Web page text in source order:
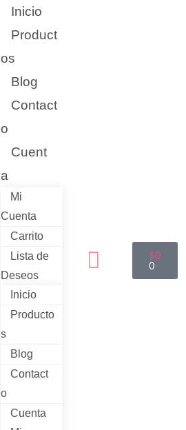
Inicio
Product
os
Blog
Contact
o
Cuent
a
Mi
Cuenta
Carrito
Lista de
Deseos
Inicio
Producto
s
Blog
Contact
o
Cuenta
$0
0